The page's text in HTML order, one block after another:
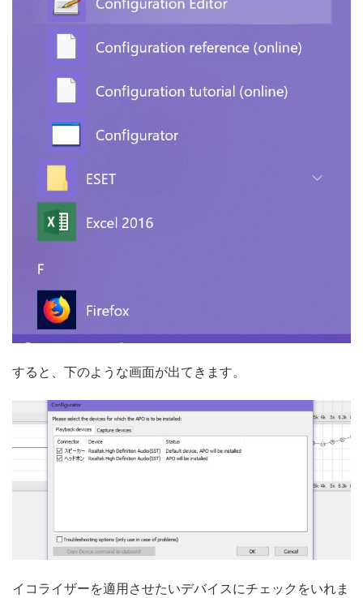
すると、下のような画面が出てきます。
イコライザーを適用させたいデバイスにチェックをいれま